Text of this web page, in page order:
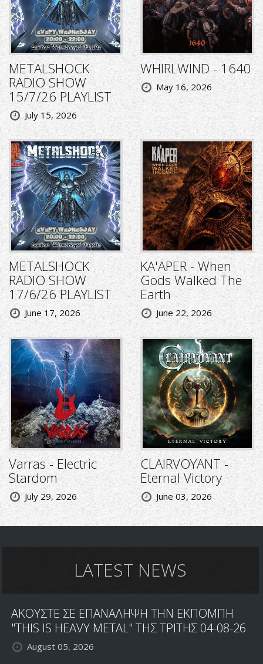
METALSHOCK
RADIO SHOW
15/7/26 PLAYLIST
July 15, 2026
WHIRLWIND - 1640
May 16, 2026
METALSHOCK
RADIO SHOW
17/6/26 PLAYLIST
June 17, 2026
KA'APER - When
Gods Walked The
Earth
June 22, 2026
Varras - Electric
Stardom
July 29, 2026
CLAIRVOYANT -
Eternal Victory
June 03, 2026
LATEST NEWS
ΑΚΟΥΣΤΕ ΣΕ ΕΠΑΝΑΛΗΨΗ ΤΗΝ ΕΚΠΟΜΠΗ
"THIS IS HEAVY METAL" ΤΗΣ ΤΡΙΤΗΣ 04-08-26
August 05, 2026